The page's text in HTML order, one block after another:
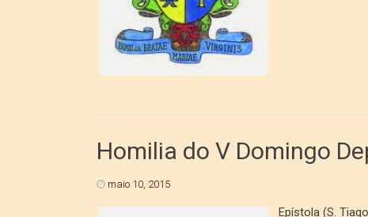
Homilia do V Domingo
maio 10, 2015
Epístola (S.